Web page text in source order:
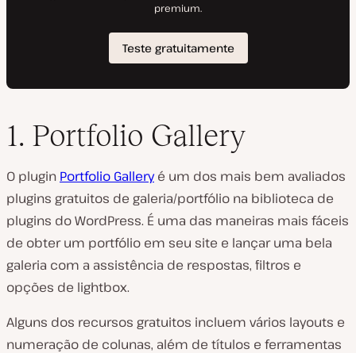
1. Portfolio Gallery
O plugin Portfolio Galleryé um dos mais bem avaliados
plugins gratuitos de galeria/portfólio na biblioteca de
plugins do WordPress. É uma das maneiras mais fáceis
de obter um portfólio em seu site e lançar uma bela
galeria com a assistência de respostas, filtros e
opções de lightbox.
Alguns dos recursos gratuitos incluem vários layouts e
numeração de colunas, além de títulos e ferramentas